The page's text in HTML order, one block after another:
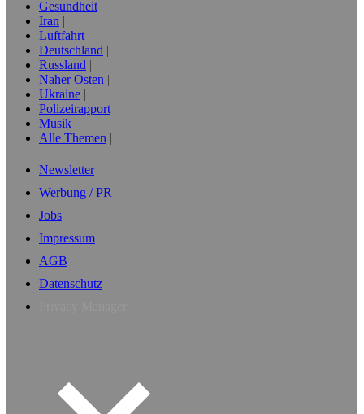
Gesundheit
Iran
Luftfahrt
Deutschland
Russland
Naher Osten
Ukraine
Polizeirapport
Musik
Alle Themen
Newsletter
Werbung / PR
Jobs
Impressum
AGB
Datenschutz